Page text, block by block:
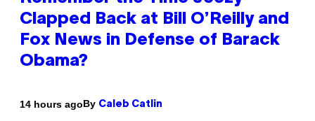
Clapped Back at Bill O’Reilly and
Fox News in Defense of Barack
Obama?
14 hours agoBy Caleb Catlin